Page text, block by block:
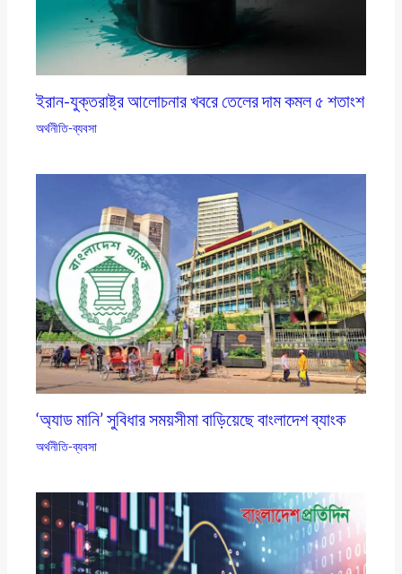
ইরান-যুক্তরাষ্ট্র আলোচনার খবরে তেলের দাম কমল ৫ শতাংশ
অর্থনীতি-ব্যবসা
‘অ্যাড মানি’ সুবিধার সময়সীমা বাড়িয়েছে বাংলাদেশ ব্যাংক
অর্থনীতি-ব্যবসা